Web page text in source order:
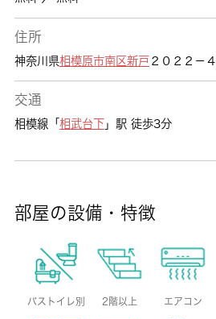
住所
神奈川県相模原市南区新戸２０２２－４
交通
相模線「 相武台下」駅 徒歩3分
部屋の設備・特徴
バストイレ別 2階以上 エアコン